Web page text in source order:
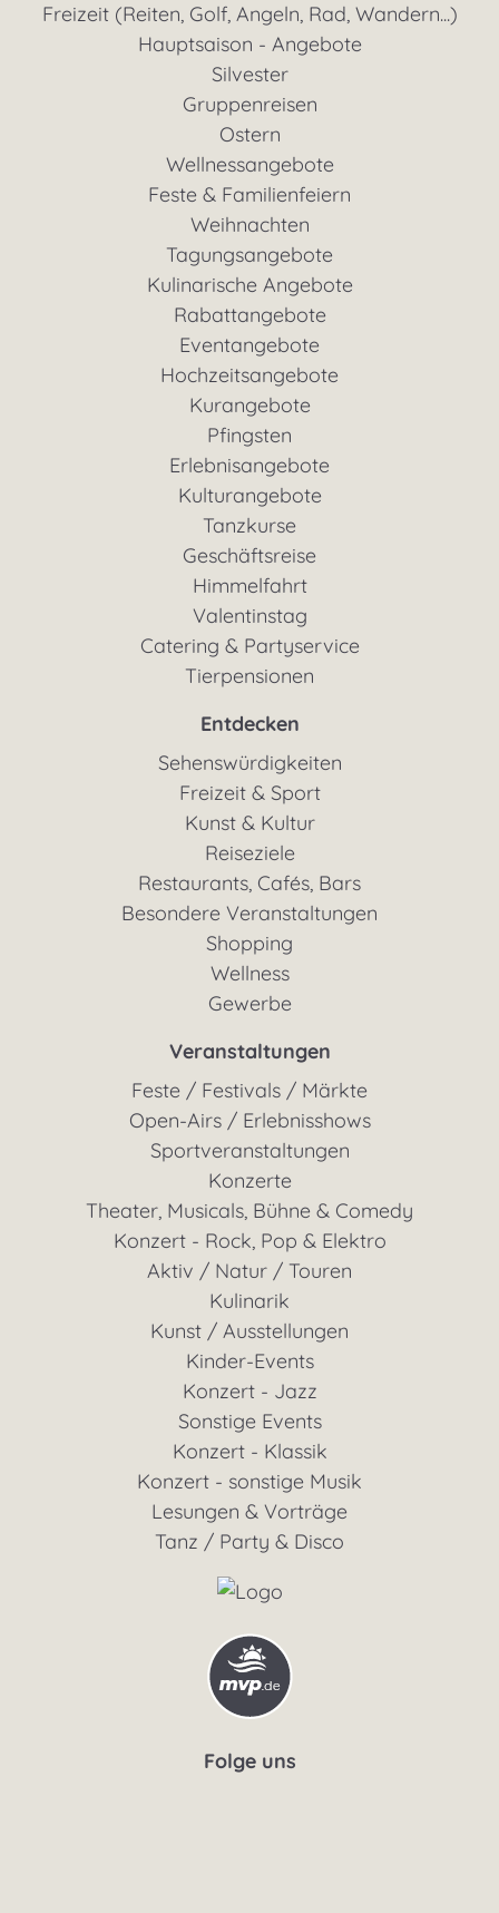
Freizeit (Reiten, Golf, Angeln, Rad, Wandern...)
Hauptsaison - Angebote
Silvester
Gruppenreisen
Ostern
Wellnessangebote
Feste & Familienfeiern
Weihnachten
Tagungsangebote
Kulinarische Angebote
Rabattangebote
Eventangebote
Hochzeitsangebote
Kurangebote
Pfingsten
Erlebnisangebote
Kulturangebote
Tanzkurse
Geschäftsreise
Himmelfahrt
Valentinstag
Catering & Partyservice
Tierpensionen
Entdecken
Sehenswürdigkeiten
Freizeit & Sport
Kunst & Kultur
Reiseziele
Restaurants, Cafés, Bars
Besondere Veranstaltungen
Shopping
Wellness
Gewerbe
Veranstaltungen
Feste / Festivals / Märkte
Open-Airs / Erlebnisshows
Sportveranstaltungen
Konzerte
Theater, Musicals, Bühne & Comedy
Konzert - Rock, Pop & Elektro
Aktiv / Natur / Touren
Kulinarik
Kunst / Ausstellungen
Kinder-Events
Konzert - Jazz
Sonstige Events
Konzert - Klassik
Konzert - sonstige Musik
Lesungen & Vorträge
Tanz / Party & Disco
Folge uns